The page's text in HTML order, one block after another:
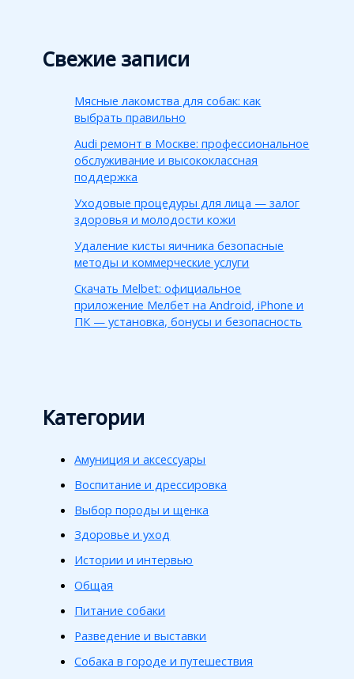
Свежие записи
Мясные лакомства для собак: как
выбрать правильно
Audi ремонт в Москве: профессиональное
обслуживание и высококлассная
поддержка
Уходовые процедуры для лица — залог
здоровья и молодости кожи
Удаление кисты яичника безопасные
методы и коммерческие услуги
Скачать Melbet: официальное
приложение Мелбет на Android, iPhone и
ПК — установка, бонусы и безопасность
Категории
Амуниция и аксессуары
Воспитание и дрессировка
Выбор породы и щенка
Здоровье и уход
Истории и интервью
Общая
Питание собаки
Разведение и выставки
Собака в городе и путешествия